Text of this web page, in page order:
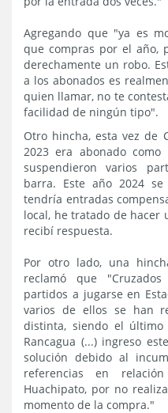
Agregando que "ya es
que compras por el año,
derechamente un robo.
a los abonados es
quien llamar, no te
facilidad de ningún tipo".
Otro hincha, esta vez de
2023 era abonado
suspendieron varios
barra. Este año 2024
tendría entradas
local, he tratado de hacer
recibí respuesta.
Por otro lado, una
reclamó que
partidos a jugarse en
varios de ellos se han
distinta, siendo el
Rancagua (...) ingreso
solución debido al
referencias en
Huachipato, por no
momento de la compra."